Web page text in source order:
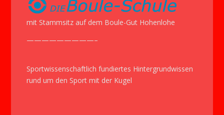
mit Stammsitz auf dem Boule-Gut Hohenlohe
—————————–
Sportwissenschaftlich fundiertes Hintergrundwissen
rund um den Sport mit der Kugel